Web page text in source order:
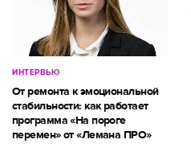
ИНТЕРВЬЮ
От ремонта к эмоциональной
стабильности: как работает
программа «На пороге
перемен» от «Лемана ПРО»